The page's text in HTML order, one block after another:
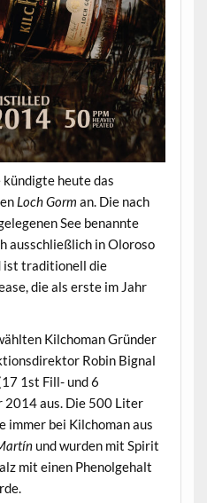
heute das
Loch Gorm an. Die nach
See benannte
ausschließlich in Oloroso
ist traditionell die
die als erste im Jahr
Kilchoman Gründer
Robin Bignal
1st Fill- und 6
2014 aus. Die 500 Liter
immer bei Kilchoman aus
und wurden mit Spirit
mit einen Phenolgehalt